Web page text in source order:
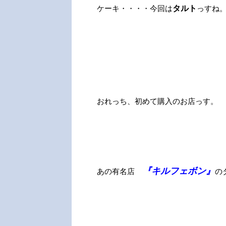
ケーキ・・・・今回はタルト っすね。
おれっち、初めて購入のお店っす。
あの有名店 『キルフェボン』 の